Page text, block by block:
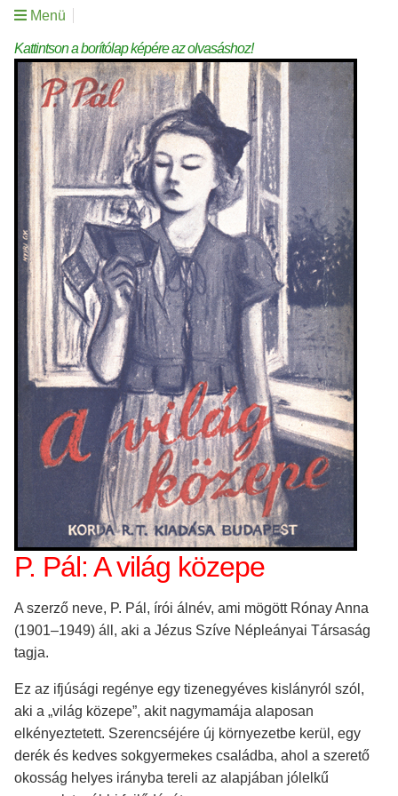
Menü
Kattintson a borítólap képére az olvasáshoz!
P. Pál: A világ közepe
A szerző neve, P. Pál, írói álnév, ami mögött Rónay Anna
(1901–1949) áll, aki a Jézus Szíve Népleányai Társaság
tagja.
Ez az ifjúsági regénye egy tizenegyéves kislányról szól,
aki a „világ közepe”, akit nagymamája alaposan
elkényeztetett. Szerencséjére új környezetbe kerül, egy
derék és kedves sokgyermekes családba, ahol a szerető
okosság helyes irányba tereli az alapjában jólelkű